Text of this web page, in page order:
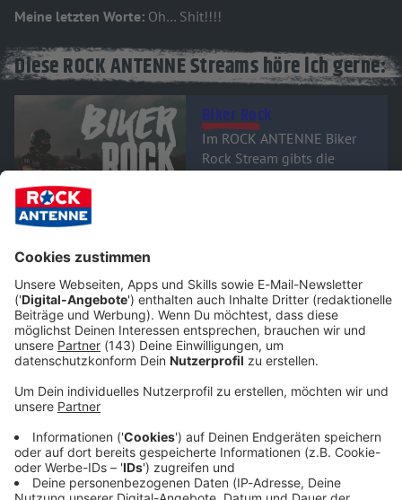
Meine letzten Worte: Oh… Shit!!!!
Diese ROCK ANTENNE Streams höre ich gerne:
Audiotitel - Biker Rock Biker Rock
Im ROCK ANTENNE Biker
Rock Stream gibts die
Eins Risiko
Melodic Rock
Schwelgen und Träumen.
Auf die sanfte Tour!
Gerade läuft:Dangerous